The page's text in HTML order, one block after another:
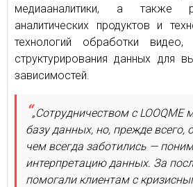
медиааналитики, а также
аналитических продуктов и
технологий обработки
структурирования данных для
зависимостей.
„Сотрудничеством с
базу данных, но, прежде всего,
чем всегда заботились —
интерпретацию данных. За
помогали клиентам с